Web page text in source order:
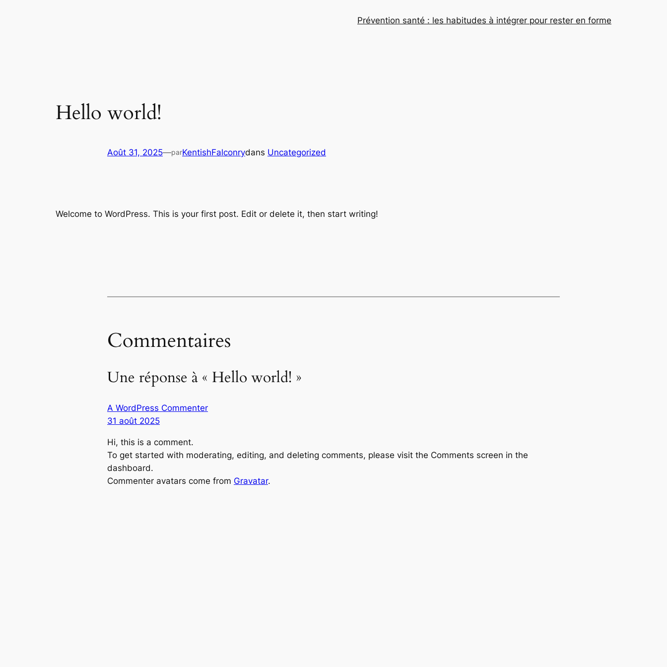
Prévention santé : les habitudes à intégrer pour rester en forme
Hello world!
Août 31, 2025—parKentishFalconrydans Uncategorized
Welcome to WordPress. This is your first post. Edit or delete it, then start writing!
Commentaires
Une réponse à « Hello world! »
A WordPress Commenter
31 août 2025
Hi, this is a comment.
To get started with moderating, editing, and deleting comments, please visit the Comments screen in the
dashboard.
Commenter avatars come from Gravatar.